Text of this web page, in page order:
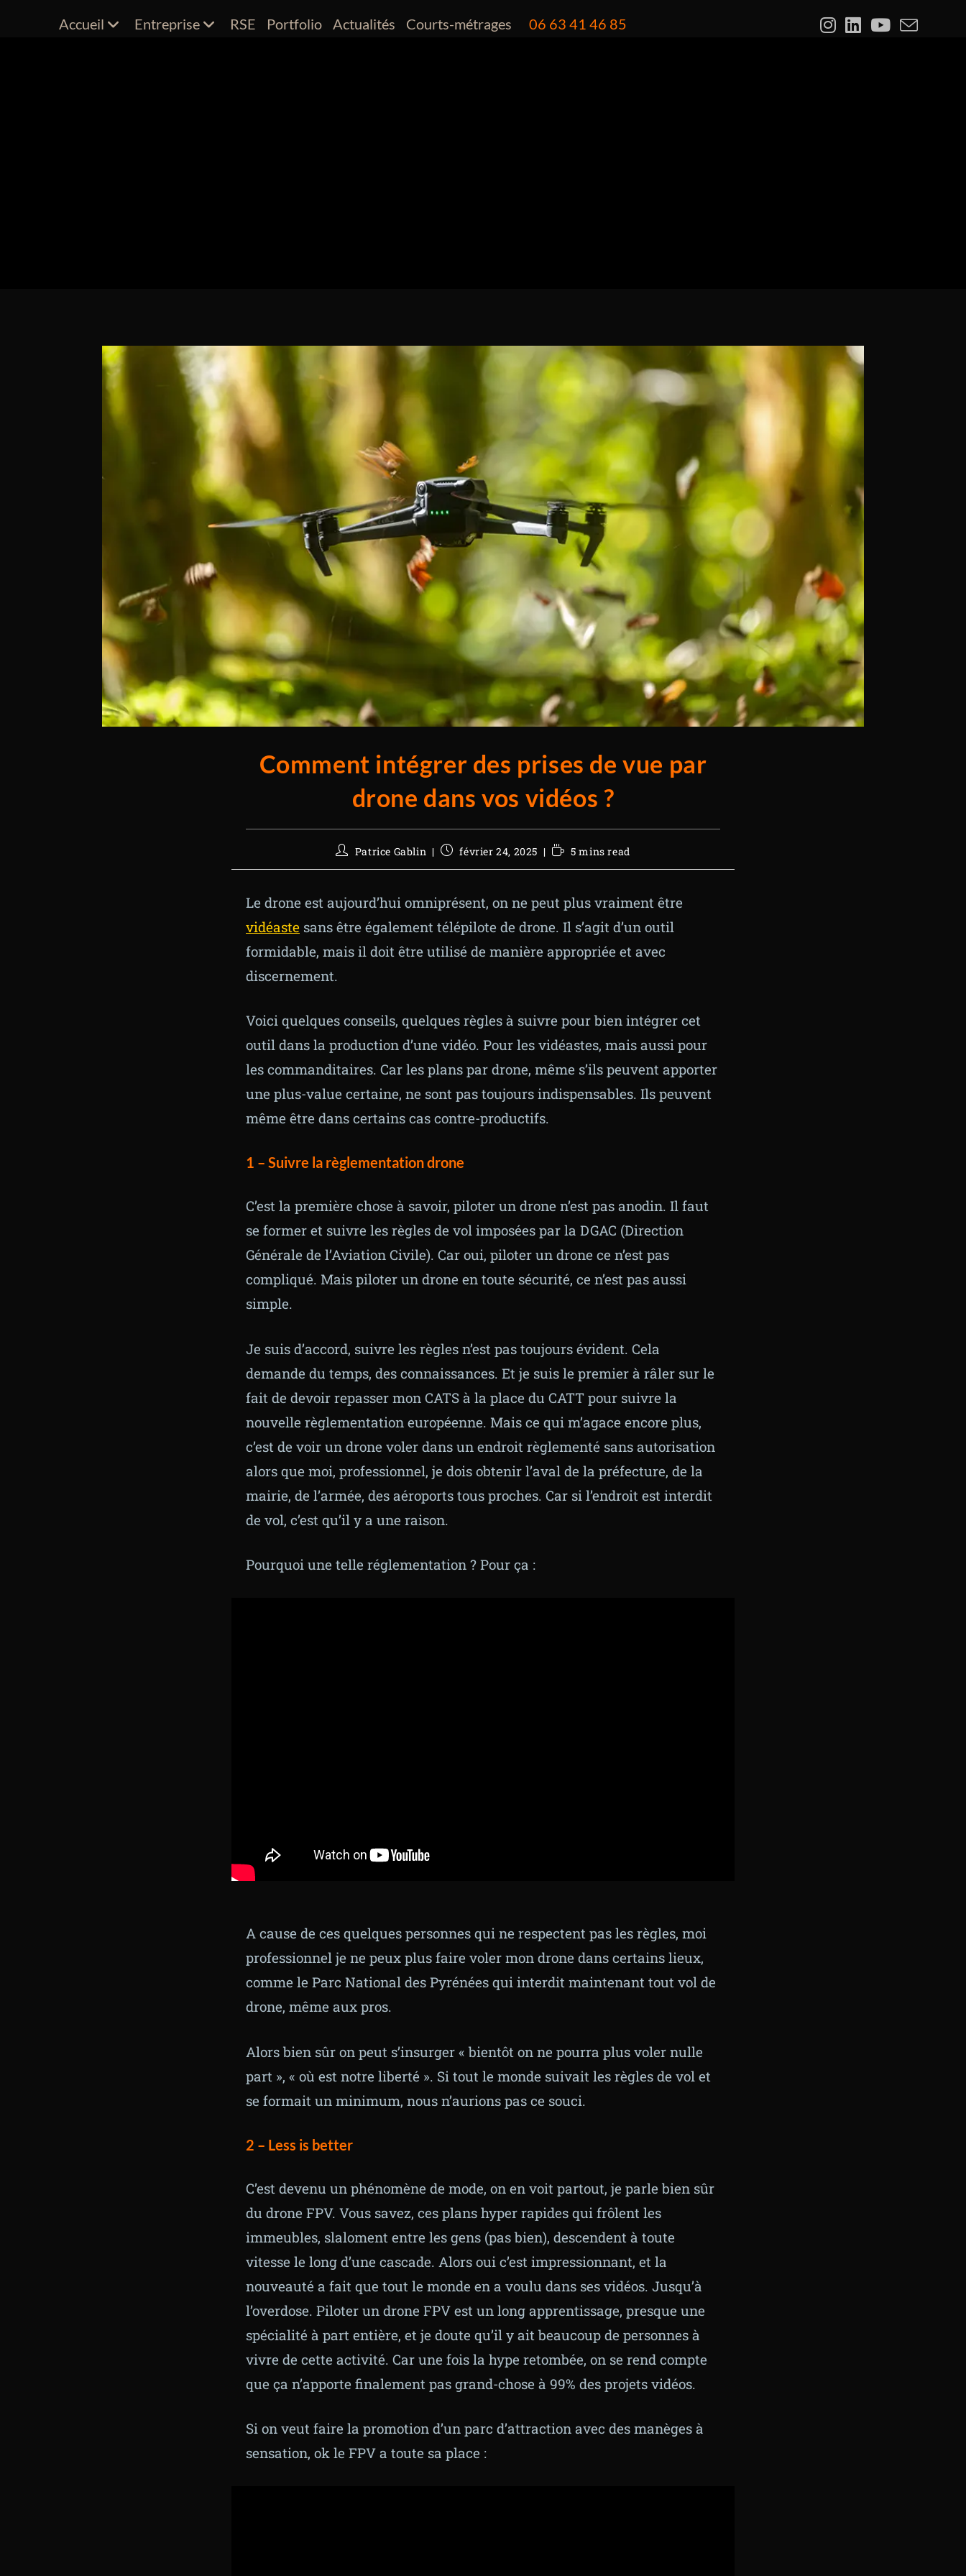
Accueil Entreprise RSE Portfolio Actualités Courts-métrages 06 63 41 46 85
Comment intégrer des prises de vue par
drone dans vos vidéos ?
Patrice Gablin février 24, 2025 5 mins read
Le drone est aujourd’hui omniprésent, on ne peut plus vraiment être
vidéaste sans être également télépilote de drone. Il s’agit d’un outil
formidable, mais il doit être utilisé de manière appropriée et avec
discernement.
Voici quelques conseils, quelques règles à suivre pour bien intégrer cet
outil dans la production d’une vidéo. Pour les vidéastes, mais aussi pour
les commanditaires. Car les plans par drone, même s’ils peuvent apporter
une plus-value certaine, ne sont pas toujours indispensables. Ils peuvent
même être dans certains cas contre-productifs.
1 – Suivre la règlementationdrone
C’est la première chose à savoir, piloter un drone n’est pas anodin. Il faut
se former et suivre les règles de vol imposées par la DGAC (Direction
Générale de l’Aviation Civile). Car oui, piloter un drone ce n’est pas
compliqué. Mais piloter un drone en toute sécurité, ce n’est pas aussi
simple.
Je suis d’accord, suivre les règles n’est pas toujours évident. Cela
demande du temps, des connaissances. Et je suis le premier à râler sur le
fait de devoir repasser mon CATS à la place du CATT pour suivre la
nouvelle règlementation européenne. Mais ce qui m’agace encore plus,
c’est de voir un drone voler dans un endroit règlementé sans autorisation
alors que moi, professionnel, je dois obtenir l’aval de la préfecture, de la
mairie, de l’armée, des aéroports tous proches. Car si l’endroit est interdit
de vol, c’est qu’il y a une raison.
Pourquoi une telle réglementation ? Pour ça :
A cause de ces quelques personnes qui ne respectent pas les règles, moi
professionnel je ne peux plus faire voler mon drone dans certains lieux,
comme le Parc National des Pyrénées qui interdit maintenant tout vol de
drone, même aux pros.
Alors bien sûr on peut s’insurger « bientôt on ne pourra plus voler nulle
part », « où est notre liberté ». Si tout le monde suivait les règles de vol et
se formait un minimum, nous n’aurions pas ce souci.
2 – Less is better
C’est devenu un phénomène de mode, on en voit partout, je parle bien sûr
du drone FPV. Vous savez, ces plans hyper rapides qui frôlent les
immeubles, slaloment entre les gens (pas bien), descendent à toute
vitesse le long d’une cascade. Alors oui c’est impressionnant, et la
nouveauté a fait que tout le monde en a voulu dans ses vidéos. Jusqu’à
l’overdose. Piloter un drone FPV est un long apprentissage, presque une
spécialité à part entière, et je doute qu’il y ait beaucoup de personnes à
vivre de cette activité. Car une fois la hype retombée, on se rend compte
que ça n’apporte finalement pas grand-chose à 99% des projets vidéos.
Si on veut faire la promotion d’un parc d’attraction avec des manèges à
sensation, ok le FPV a toute sa place :